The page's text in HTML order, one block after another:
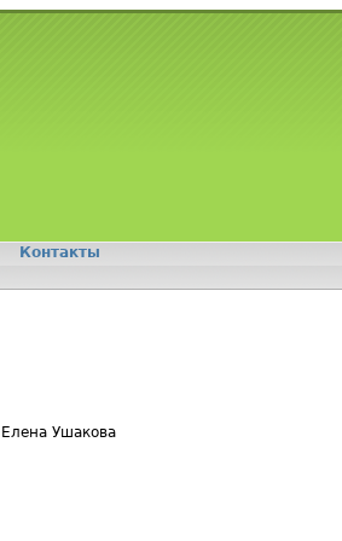
Елена Ушакова
Контакты